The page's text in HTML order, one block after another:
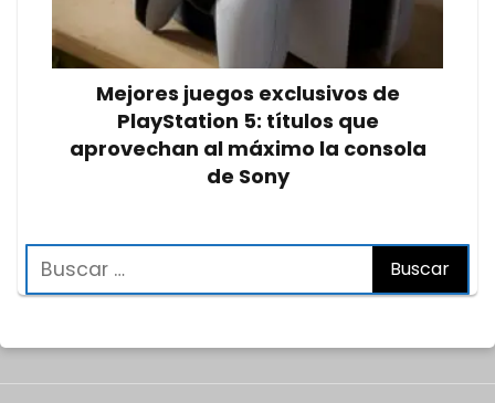
Mejores juegos exclusivos de
PlayStation 5: títulos que
aprovechan al máximo la consola
de Sony